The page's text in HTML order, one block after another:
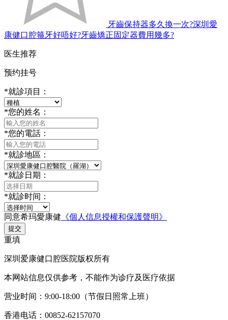
牙齒保持器多久換一次?深圳愛
康健口腔箍牙好唔好?牙齒矯正固定器費用幾多?
医生推荐
预约挂号
*就診項目：
*您的姓名：
*您的電話：
*就診地區：
*就診日期：
*就診时间：
同意希玛愛康健 《個人信息授權和保護聲明》
提交
重填
深圳爱康健口腔医院版权所有
本网站信息仅供参考，不能作为诊疗及医疗依据
营业时间：9:00-18:00（节假日照常上班）
香港电话：00852-62157070